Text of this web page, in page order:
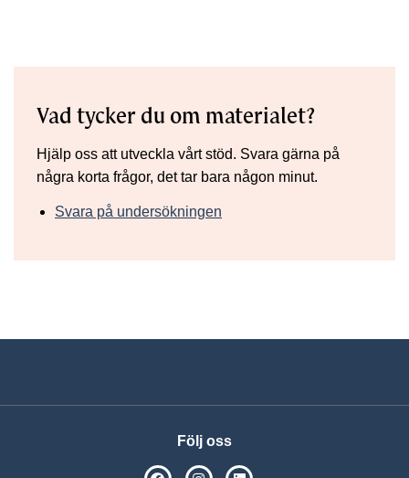
Vad tycker du om materialet?
Hjälp oss att utveckla vårt stöd. Svara gärna på
några korta frågor, det tar bara någon minut.
Svara på undersökningen
Följ oss